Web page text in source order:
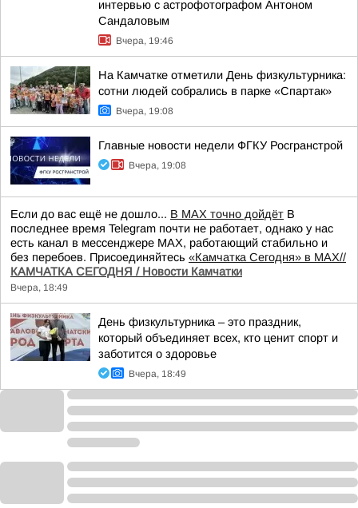
интервью с астрофотографом Антоном
Сандаловым
Вчера, 19:46
На Камчатке отметили День физкультурника:
сотни людей собрались в парке «Спартак»
Вчера, 19:08
Главные новости недели ФГКУ Росгранстрой
Вчера, 19:08
Если до вас ещё не дошло... В MAX точно дойдёт В
последнее время Telegram почти не работает, однако у нас
есть канал в мессенджере MAX, работающий стабильно и
без перебоев. Присоединяйтесь «Камчатка Сегодня» в MAX//
КАМЧАТКА СЕГОДНЯ / Новости Камчатки
Вчера, 18:49
День физкультурника – это праздник,
который объединяет всех, кто ценит спорт и
заботится о здоровье
Вчера, 18:49